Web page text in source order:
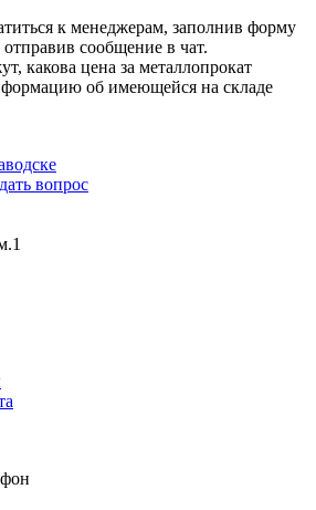
к менеджерам, заполнив форму
сообщение в чат.
какова цена за металлопрокат
об имеющейся на складе
вопрос